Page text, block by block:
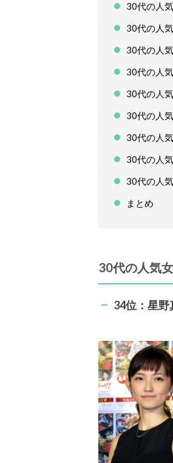
30代の人
30代の人
30代の人
30代の人
30代の人
30代の人
30代の人
30代の人
30代の人
まとめ
30代の人気
34位：星野